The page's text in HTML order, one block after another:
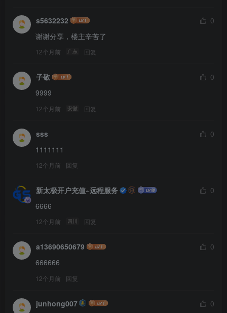
s5632232
0
谢谢分享，楼主辛苦了
12个月前 广东 回复
子敬
0
9999
12个月前 安徽 回复
sss
0
1111111
12个月前 回复
新太极开户充值~远程服务
0
6666
12个月前 四川 回复
a13690650679
0
666666
12个月前 回复
junhong007
0